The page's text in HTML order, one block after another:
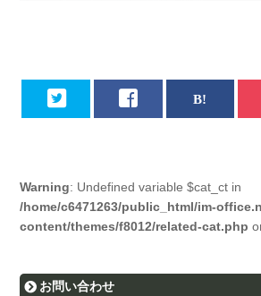
Warning: Undefined variable $cat_ct in
/home/c6471263/public_html/im-
content/themes/f8012/related-cat.php
お問い合わせ